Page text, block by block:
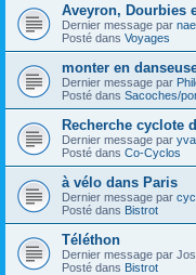
Aveyron, Dourbies
Dernier message par
Posté dans Voyages
monter en
Dernier message par
Posté dans Sacoches/
Recherche cyclote
Dernier message par
Posté dans Co-Cyclos
à vélo dans Paris
Dernier message par
Posté dans Bistrot
Téléthon
Dernier message par
Posté dans Bistrot